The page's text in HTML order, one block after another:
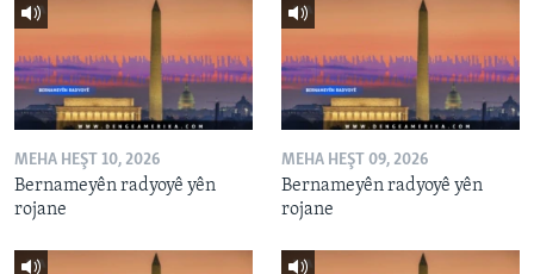
MEHA HEŞT 10, 2026
Bernameyên radyoyê yên
rojane
MEHA HEŞT 09, 2026
Bernameyên radyoyê yên
rojane